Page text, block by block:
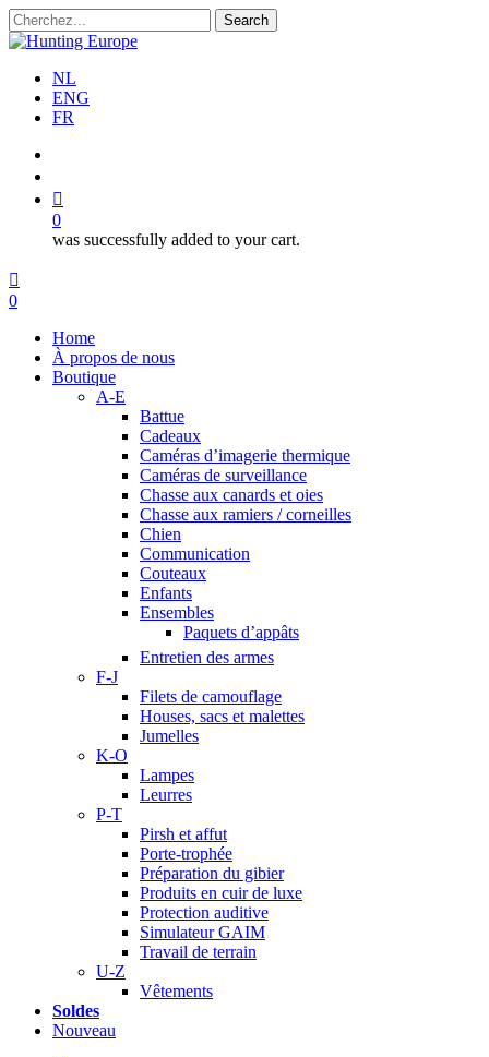
Skip
to
content
Search
Close
NL
ENG
FR
0
was successfully added to your cart.
Menu
search
account
0
Home
À propos de nous
Boutique
A-E
Battue
Cadeaux
Caméras d’imagerie thermique
Caméras de surveillance
Chasse aux canards et oies
Chasse aux ramiers / corneilles
Chien
Communication
Couteaux
Enfants
Ensembles
Paquets d’appâts
Entretien des armes
F-J
Filets de camouflage
Houses, sacs et malettes
Jumelles
K-O
Lampes
Leurres
P-T
Pirsh et affut
Porte-trophée
Préparation du gibier
Produits en cuir de luxe
Protection auditive
Simulateur GAIM
Travail de terrain
U-Z
Vêtements
Soldes
Nouveau